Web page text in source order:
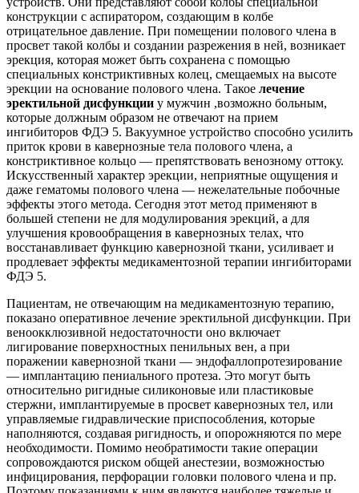
конструкции с аспиратором, создающим в колбе
отрицательное давление. При помещении полового члена в
просвет такой колбы и создании разрежения в ней, возникает
эрекция, которая может быть сохранена с помощью
специальных констриктивных колец, смещаемых на высоте
эрекции на основание полового члена. Такое лечение
эректильной дисфункции у мужчин ,возможно больным,
которые должным образом не отвечают на прием
ингибиторов ФДЭ 5. Вакуумное устройство способно усилить
приток крови в кавернозные тела полового члена, а
констриктивное кольцо — препятствовать венозному оттоку.
Искусственный характер эрекции, неприятные ощущения и
даже гематомы полового члена — нежелательные побочные
эффекты этого метода. Сегодня этот метод применяют в
большей степени не для модулирования эрекций, а для
улучшения кровообращения в кавернозных телах, что
восстанавливает функцию кавернозной ткани, усиливает и
продлевает эффекты медикаментозной терапии ингибиторами
ФДЭ 5.
Пациентам, не отвечающим на медикаментозную терапию,
показано оперативное лечение эректильной дисфункции. При
веноокклюзивной недостаточности оно включает
лигирование поверхностных пенильных вен, а при
поражении кавернозной ткани — эндофаллопротезирование
— имплантацию пениального протеза. Это могут быть
относительно ригидные силиконовые или пластиковые
стержни, имплантируемые в просвет кавернозных тел, или
управляемые гидравлические приспособления, которые
наполняются, создавая ригидность, и опорожняются по мере
необходимости. Помимо необратимости такие операции
сопровождаются риском общей анестезии, возможностью
инфицирования, перфорации головки полового члена и пр.